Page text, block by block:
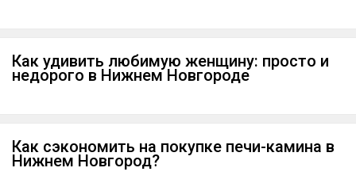
Как удивить любимую женщину: просто и
недорого в Нижнем Новгороде
Как сэкономить на покупке печи-камина в
Нижнем Новгород?